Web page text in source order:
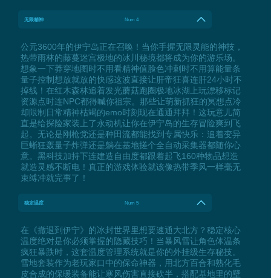
无限精神 Num 4
公元3600年的伊宁岛正在召唤！当你手握无限灵能的神技，
热带雨林的藤蔓迷宫极地的冰川秘境都将成为你的游乐场。
想象一下莽穿地图时不用看精神值脸色冲刺时不用算能量条
量子控制想放就放的快感这波直接让肝帝狂喜连肝24小时不
掉线！在红木森林追着发光蘑菇跑圈极地冰湖上玩漂移标记
资源点时连NPC都得喊你祖宗。那些让萌新抓狂的冥想点冷
却限制日常精神枯竭的emo时刻现在通通拜拜！这玩意儿简
直是给探险家装上了永动机让你在伊宁岛的生存冒险爽到飞
起。无论是刚枪党还是种田流都能找到专属快乐：追着变异
巨蜥狂轰量子炸弹还是躺在基地搓个全自动采集器都随你心
意。黑科技加持下连建造自由度都跟着起飞160种物品想造
就造灵感不断电！真正的游戏体验就该像热带季风一样毫无
束缚冲就完事了！
稳定温度 Num 5
在《撤退到伊宁》的冰封世界里想要速通大北方？稳定核心
温度绝对是你必须掌握的隐藏技巧！当暴风雪让角色体温条
疯狂暴跌时，这套温度管理系统就是你的外挂级生存秘技。
雪地套装作为老玩家口中的保命神器，用北方百合和熟化毛
皮合成的保暖装备能让寒风伤害直接砍半，搭配基地里的壁